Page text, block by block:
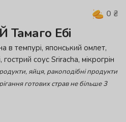
0 ₴
Ебі
в темпурі, японський омлет,
соус Sriracha, мікрогрін
яйця, ракоподібні продукти
готових страв не більше 3